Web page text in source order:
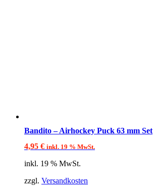
Bandito – Airhockey Puck 63 mm Set
4,95 € inkl. 19 % MwSt.
inkl. 19 % MwSt.
zzgl. Versandkosten